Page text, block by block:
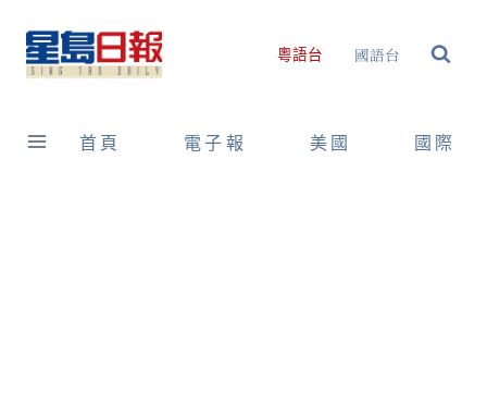
content
粵語台 國語台
首頁 電子報 美國 國際